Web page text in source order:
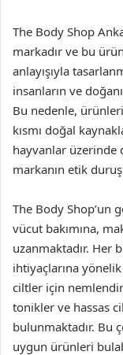
The Body Shop
markadır ve bu
anlayışıyla
insanların ve
Bu nedenle,
kısmı doğal
hayvanlar üzerinde
markanın etik
The Body Shop’un
vücut bakımına,
uzanmaktadır. Her
ihtiyaçlarına
ciltler için
tonikler ve hassas
bulunmaktadır. Bu
uygun ürünleri